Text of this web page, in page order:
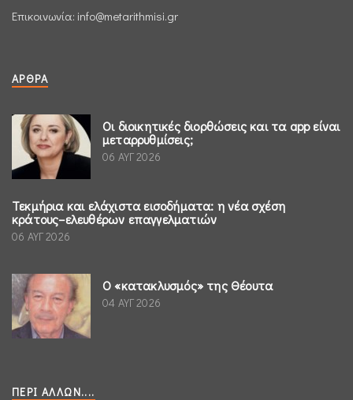
Επικοινωνία: info@metarithmisi.gr
ΆΡΘΡΑ
Οι διοικητικές διορθώσεις και τα app είναι
μεταρρυθμίσεις;
06 ΑΥΓ 2026
Τεκμήρια και ελάχιστα εισοδήματα: η νέα σχέση
κράτους–ελευθέρων επαγγελματιών
06 ΑΥΓ 2026
Ο «κατακλυσμός» της Θέουτα
04 ΑΥΓ 2026
ΠΕΡΊ ΆΛΛΩΝ....